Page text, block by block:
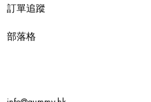
訂單追蹤
部落格